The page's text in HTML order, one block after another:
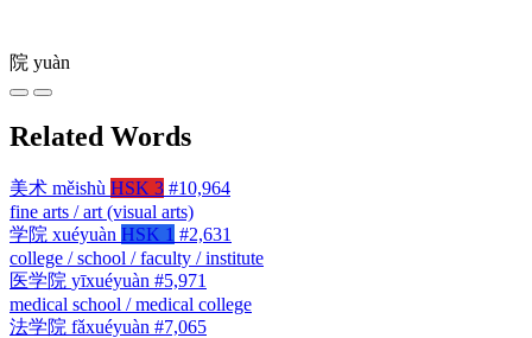
院 yuàn
Related Words
美术 měishù HSK 3 #10,964
fine arts / art (visual arts)
学院 xuéyuàn HSK 1 #2,631
college / school / faculty / institute
医学院 yīxuéyuàn #5,971
medical school / medical college
法学院 fǎxuéyuàn #7,065